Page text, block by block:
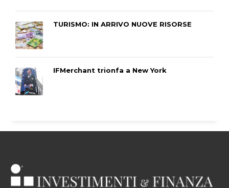
TURISMO: IN ARRIVO NUOVE RISORSE
IFMerchant trionfa a New York